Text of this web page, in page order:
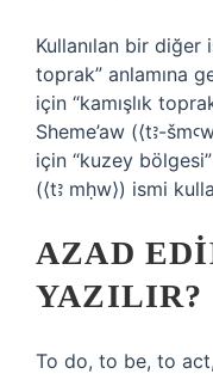
Kullanılan bir diğer
toprak” anlamına
için “kamışlık
Sheme’aw (⟨tꜣ-
için “kuzey
(⟨tꜣ mḥw⟩) ismi
AZAD
YAZILIR?
To do, to be, to